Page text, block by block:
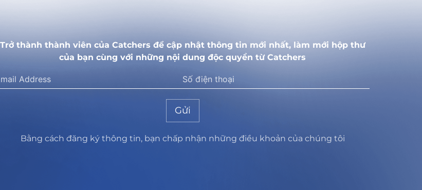
Trở thành thành viên của Catchers để cập nhật thông tin mới nhất, làm mới hộp thư
của bạn cùng với những nội dung độc quyền từ Catchers
Gửi
Bằng cách đăng ký thông tin, bạn chấp nhận những điều khoản của chúng tôi